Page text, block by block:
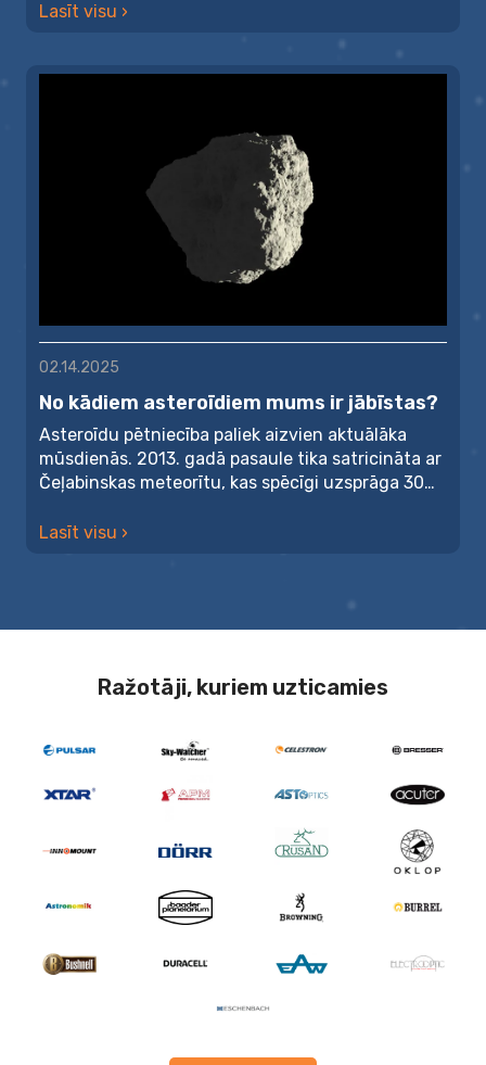
Lasīt visu ›
02.14.2025
No kādiem asteroīdiem mums ir jābīstas?
Asteroīdu pētniecība paliek aizvien aktuālāka
mūsdienās. 2013. gadā pasaule tika satricināta ar
Čeļabinskas meteorītu, kas spēcīgi uzsprāga 30
Lasīt visu ›
Ražotāji, kuriem uzticamies